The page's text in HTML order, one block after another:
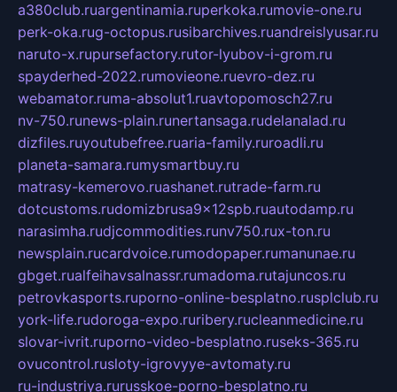
a380club.ruargentinamia.ruperkoka.rumovie-one.ru
perk-oka.rug-octopus.rusibarchives.ruandreislyusar.ru
naruto-x.rupursefactory.rutor-lyubov-i-grom.ru
spayderhed-2022.rumovieone.ruevro-dez.ru
webamator.ruma-absolut1.ruavtopomosch27.ru
nv-750.runews-plain.runertansaga.rudelanalad.ru
dizfiles.ruyoutubefree.ruaria-family.ruroadli.ru
planeta-samara.rumysmartbuy.ru
matrasy-kemerovo.ruashanet.rutrade-farm.ru
dotcustoms.rudomizbrusa9x12spb.ruautodamp.ru
narasimha.rudjcommodities.runv750.rux-ton.ru
newsplain.rucardvoice.rumodopaper.rumanunae.ru
gbget.rualfeihavsalnassr.rumadoma.rutajuncos.ru
petrovkasports.ruporno-online-besplatno.rusplclub.ru
york-life.rudoroga-expo.ruribery.rucleanmedicine.ru
slovar-ivrit.ruporno-video-besplatno.ruseks-365.ru
ovucontrol.rusloty-igrovyye-avtomaty.ru
ru-industriya.rurusskoe-porno-besplatno.ru